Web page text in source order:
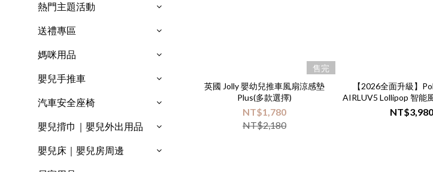
熱門主題活動
送禮專區
媽咪用品
嬰兒手推車
汽車安全座椅
嬰兒揹巾｜嬰兒外出用品
嬰兒床｜嬰兒房周邊
售完
英國 Jolly 嬰幼兒推車風扇涼感墊
Plus(多款選擇)
NT$1,780
NT$2,180
【2026全面升級】
AIRLUV5 Lollipop 智能
車風扇涼墊、嬰兒推車
墊)
NT$3,980